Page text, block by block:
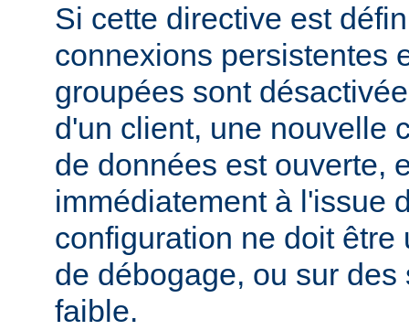
Si cette directive est
connexions persistentes
groupées sont
d'un client, une nouvelle
de données est ouverte,
immédiatement à l'issue
configuration ne doit
de débogage, ou sur
faible.